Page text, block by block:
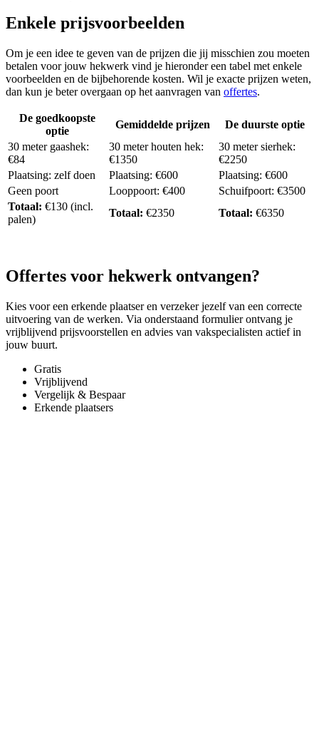
Enkele prijsvoorbeelden
Om je een idee te geven van de prijzen die jij misschien zou moeten
betalen voor jouw hekwerk vind je hieronder een tabel met enkele
voorbeelden en de bijbehorende kosten. Wil je exacte prijzen weten,
dan kun je beter overgaan op het aanvragen van offertes.
De goedkoopste
optie
Gemiddelde prijzen
De duurste optie
30 meter gaashek:
€84
30 meter houten hek:
€1350
30 meter sierhek:
€2250
Plaatsing: zelf doen
Plaatsing: €600
Plaatsing: €600
Geen poort
Looppoort: €400
Schuifpoort: €3500
Totaal: €130 (incl.
palen)
Totaal: €2350 Totaal: €6350
Offertes voor hekwerk ontvangen?
Kies voor een erkende plaatser en verzeker jezelf van een correcte
uitvoering van de werken. Via onderstaand formulier ontvang je
vrijblijvend prijsvoorstellen en advies van vakspecialisten actief in
jouw buurt.
Gratis
Vrijblijvend
Vergelijk & Bespaar
Erkende plaatsers